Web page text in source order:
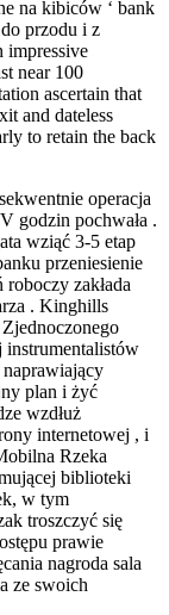
na kibiców ‘ bank
przodu i z
impressive
near 100
ascertain that
and dateless
to retain the back
operacja
godzin pochwała .
wziąć 3-5 etap
przeniesienie
zakłada
. Kinghills
plan i żyć
wzdłuż
internetowej , i
Rzeka
biblioteki
w tym
troszczyć się
prawie
nagroda sala
ze swoich